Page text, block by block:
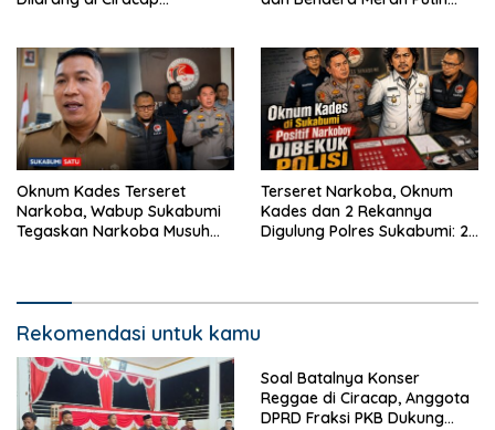
Oknum Kades Terseret
Narkoba, Wabup Sukabumi
Tegaskan Narkoba Musuh
Terseret Narkoba, Oknum
Kades dan 2 Rekannya
Digulung Polres Sukabumi: 28
Rekomendasi untuk kamu
Soal Batalnya Konser
Reggae di Ciracap, Anggota
DPRD Fraksi PKB Dukung